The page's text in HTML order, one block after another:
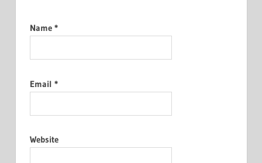
Name *
Email *
Website